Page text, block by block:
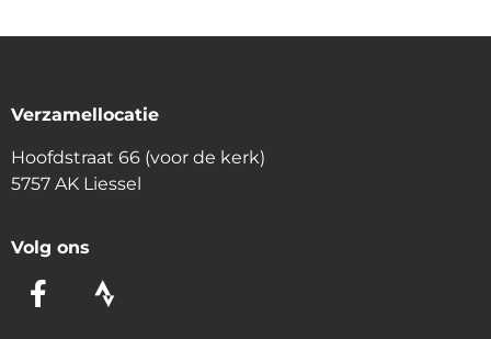
Verzamellocatie
Hoofdstraat 66 (voor de kerk)
5757 AK Liessel
Volg ons